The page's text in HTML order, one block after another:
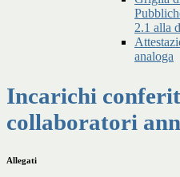
2.1 alla
analoga
Incarichi
collaboratori
Allegati